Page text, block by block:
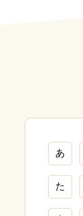
あ
た